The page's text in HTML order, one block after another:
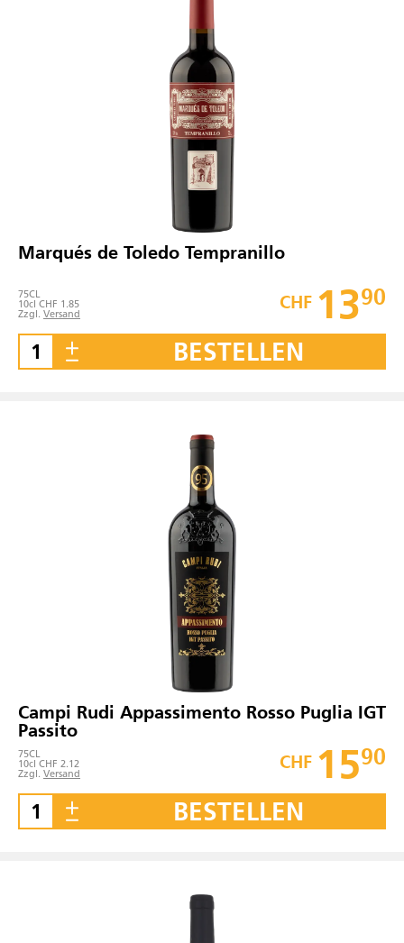
Marqués de Toledo Tempranillo
75CL
10cl CHF 1.85
Zzgl. Versand
CHF 1390
BESTELLEN
Campi Rudi Appassimento Rosso Puglia IGT
Passito
75CL
10cl CHF 2.12
Zzgl. Versand
CHF 1590
BESTELLEN